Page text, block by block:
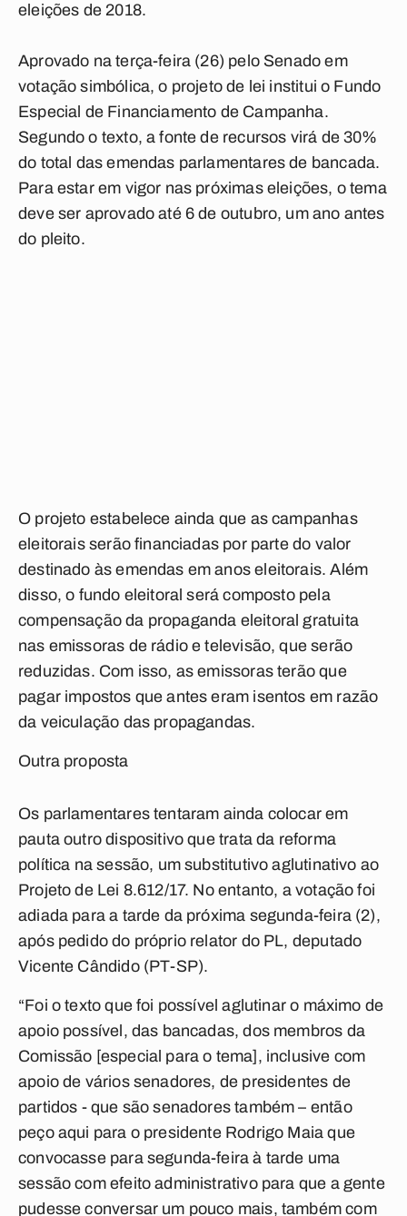
eleições de 2018.
Aprovado na terça-feira (26) pelo Senado em
votação simbólica, o projeto de lei institui o Fundo
Especial de Financiamento de Campanha.
Segundo o texto, a fonte de recursos virá de 30%
do total das emendas parlamentares de bancada.
Para estar em vigor nas próximas eleições, o tema
deve ser aprovado até 6 de outubro, um ano antes
do pleito.
O projeto estabelece ainda que as campanhas
eleitorais serão financiadas por parte do valor
destinado às emendas em anos eleitorais. Além
disso, o fundo eleitoral será composto pela
compensação da propaganda eleitoral gratuita
nas emissoras de rádio e televisão, que serão
reduzidas. Com isso, as emissoras terão que
pagar impostos que antes eram isentos em razão
da veiculação das propagandas.
Outra proposta
Os parlamentares tentaram ainda colocar em
pauta outro dispositivo que trata da reforma
política na sessão, um substitutivo aglutinativo ao
Projeto de Lei 8.612/17. No entanto, a votação foi
adiada para a tarde da próxima segunda-feira (2),
após pedido do próprio relator do PL, deputado
Vicente Cândido (PT-SP).
“Foi o texto que foi possível aglutinar o máximo de
apoio possível, das bancadas, dos membros da
Comissão [especial para o tema], inclusive com
apoio de vários senadores, de presidentes de
partidos - que são senadores também – então
peço aqui para o presidente Rodrigo Maia que
convocasse para segunda-feira à tarde uma
sessão com efeito administrativo para que a gente
pudesse conversar um pouco mais, também com